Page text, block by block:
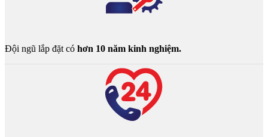
Đội ngũ lắp đặt có hơn 10 năm kinh nghiệm.